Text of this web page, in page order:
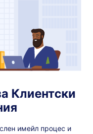
Клиентски
имейл процес и